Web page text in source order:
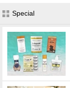
Special